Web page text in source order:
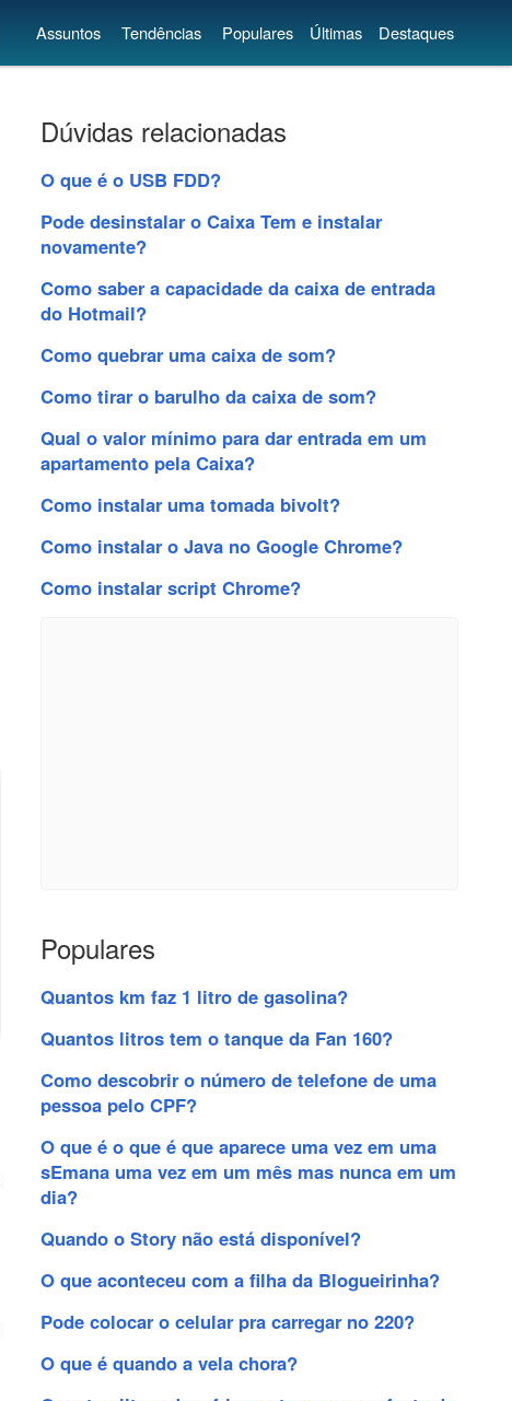
Assuntos Tendências Populares Últimas Destaques
Dúvidas relacionadas
O que é o USB FDD?
Pode desinstalar o Caixa Tem e instalar
novamente?
Como saber a capacidade da caixa de entrada
do Hotmail?
Como quebrar uma caixa de som?
Como tirar o barulho da caixa de som?
Qual o valor mínimo para dar entrada em um
apartamento pela Caixa?
Como instalar uma tomada bivolt?
Como instalar o Java no Google Chrome?
Como instalar script Chrome?
Populares
Quantos km faz 1 litro de gasolina?
Quantos litros tem o tanque da Fan 160?
Como descobrir o número de telefone de uma
pessoa pelo CPF?
O que é o que é que aparece uma vez em uma
sEmana uma vez em um mês mas nunca em um
dia?
Quando o Story não está disponível?
O que aconteceu com a filha da Blogueirinha?
Pode colocar o celular pra carregar no 220?
O que é quando a vela chora?